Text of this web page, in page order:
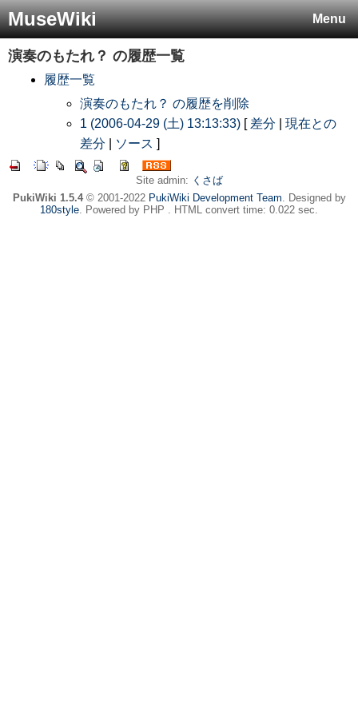
Menu
MuseWiki
演奏のもたれ？ の履歴一覧
履歴一覧
演奏のもたれ？ の履歴を削除
1 (2006-04-29 (土) 13:13:33) [ 差分
現在との
差分
ソース ]
Site admin: くさば
PukiWiki 1.5.4© 2001-2022 PukiWiki Development Team. Designed by
180style. Powered by PHP . HTML convert time: 0.022 sec.